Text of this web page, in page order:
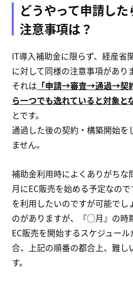
どうやって申請し
注意事項は？
IT導入補助金に限らず、経産省
に対して同様の注意事項があり
それは 「申請→審査→通過→契
ら一つでも逸れていると対象と
とです。
通過した後の契約・構築開始を
ません。
補助金利用時によくありがち
月にEC販売を始める予定なの
を利用したいのですが可能でし
のがありますが、『◯月』の時
EC販売を開始するスケジュー
合、上記の順番の都合上、難し
す。